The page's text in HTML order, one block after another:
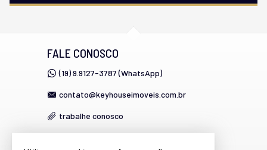
FALE CONOSCO
(19) 9.9127-3787 (WhatsApp)
contato@keyhouseimoveis.com.br
trabalhe conosco